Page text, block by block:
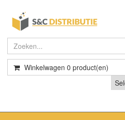
Winkelwagen 0 product(en)